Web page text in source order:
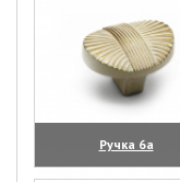
Ручка 6а
(увеличить)